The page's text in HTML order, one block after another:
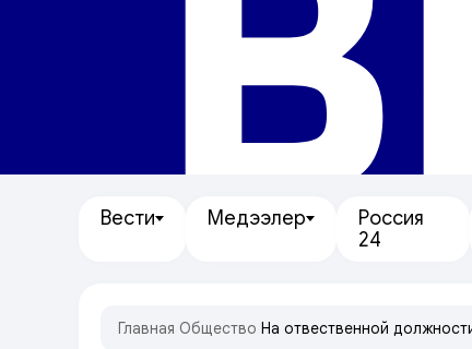
Вести Медээлер
Россия
24
Главная Общество На отвественной